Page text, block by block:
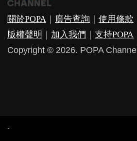
關於POPA 廣告查詢 使用條款
版權聲明
加入我們
支持POPA
Copyright © 2026. POPA Channel
-